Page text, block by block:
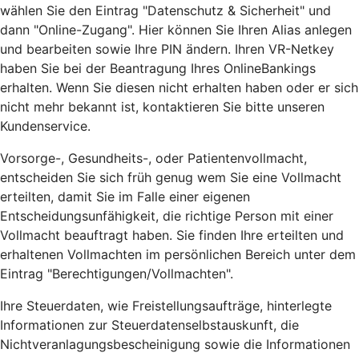
wählen Sie den Eintrag "Datenschutz & Sicherheit" und
dann "Online-Zugang". Hier können Sie Ihren Alias anlegen
und bearbeiten sowie Ihre PIN ändern. Ihren VR-Netkey
haben Sie bei der Beantragung Ihres OnlineBankings
erhalten. Wenn Sie diesen nicht erhalten haben oder er sich
nicht mehr bekannt ist, kontaktieren Sie bitte unseren
Kundenservice.
Vorsorge-, Gesundheits-, oder Patientenvollmacht,
entscheiden Sie sich früh genug wem Sie eine Vollmacht
erteilten, damit Sie im Falle einer eigenen
Entscheidungsunfähigkeit, die richtige Person mit einer
Vollmacht beauftragt haben. Sie finden Ihre erteilten und
erhaltenen Vollmachten im persönlichen Bereich unter dem
Eintrag "Berechtigungen/Vollmachten".
Ihre Steuerdaten, wie Freistellungsaufträge, hinterlegte
Informationen zur Steuerdatenselbstauskunft, die
Nichtveranlagungsbescheinigung sowie die Informationen